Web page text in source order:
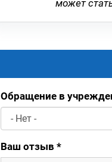
может
Обращение в
Ваш отзыв *